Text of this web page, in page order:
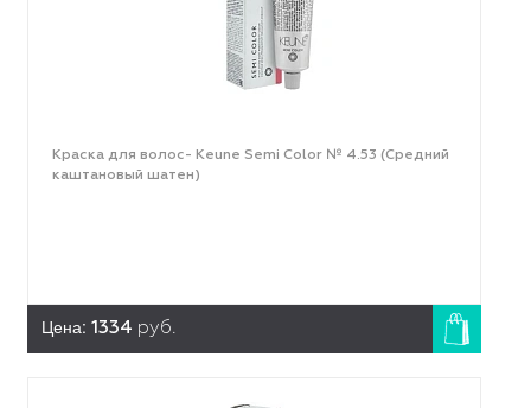
Краска для волос- Keune Semi Color № 4.53 (Средний
каштановый шатен)
Цена: 1334 руб.